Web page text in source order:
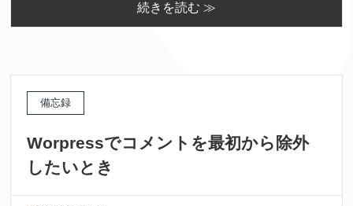
続きを読む ≫
備忘録
Worpressでコメントを最初から除外
したいとき